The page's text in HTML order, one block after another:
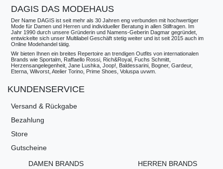
DAGIS DAS MODEHAUS
Der Name DAGIS ist seit mehr als 30 Jahren eng verbunden mit hochwertiger
Mode für Damen und Herren und individueller Beratung in allen Stilfragen. Im
Jahr 1990 durch unsere Gründerin und Namens-Geberin Dagmar gegründet,
entwickelte sich unser Multilabel Geschäft stetig weiter und ist seit 2015 auch im
Online Modehandel tätig.
Wir bieten Ihnen ein breites Repertoire an trendigen Outfits von internationalen
Brands wie Sportalm, Raffaello Rossi, Rich&Royal, Fuchs Schmitt,
Herzensangelegenheit, Jane Lushka, Joop!, Baldessarini, Bogner, Gardeur,
Eterna, Wilvorst, Atelier Torino, Prime Shoes, Voluspa uvwm.
KUNDENSERVICE
Versand & Rückgabe
Bezahlung
Store
Gutscheine
DAMEN BRANDS
HERREN BRANDS